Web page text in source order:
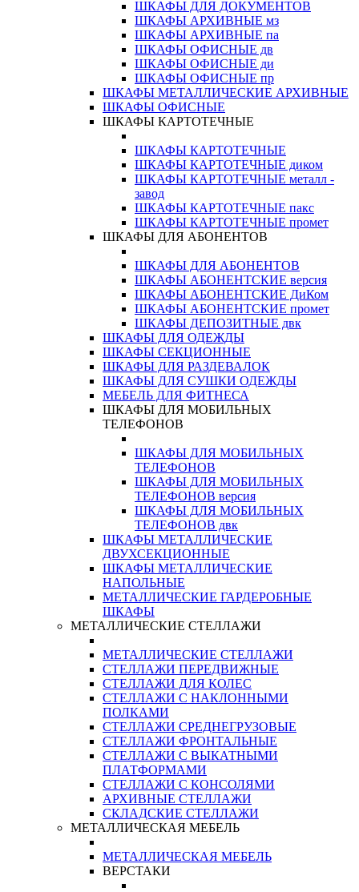
ШКАФЫ ДЛЯ ДОКУМЕНТОВ
ШКАФЫ АРХИВНЫЕ мз
ШКАФЫ АРХИВНЫЕ па
ШКАФЫ ОФИСНЫЕ дв
ШКАФЫ ОФИСНЫЕ ди
ШКАФЫ ОФИСНЫЕ пр
ШКАФЫ МЕТАЛЛИЧЕСКИЕ АРХИВНЫЕ
ШКАФЫ ОФИСНЫЕ
ШКАФЫ КАРТОТЕЧНЫЕ
ШКАФЫ КАРТОТЕЧНЫЕ
ШКАФЫ КАРТОТЕЧНЫЕ диком
ШКАФЫ КАРТОТЕЧНЫЕ металл -
завод
ШКАФЫ КАРТОТЕЧНЫЕ пакс
ШКАФЫ КАРТОТЕЧНЫЕ промет
ШКАФЫ ДЛЯ АБОНЕНТОВ
ШКАФЫ ДЛЯ АБОНЕНТОВ
ШКАФЫ АБОНЕНТСКИЕ версия
ШКАФЫ АБОНЕНТСКИЕ ДиКом
ШКАФЫ АБОНЕНТСКИЕ промет
ШКАФЫ ДЕПОЗИТНЫЕ двк
ШКАФЫ ДЛЯ ОДЕЖДЫ
ШКАФЫ СЕКЦИОННЫЕ
ШКАФЫ ДЛЯ РАЗДЕВАЛОК
ШКАФЫ ДЛЯ СУШКИ ОДЕЖДЫ
МЕБЕЛЬ ДЛЯ ФИТНЕСА
ШКАФЫ ДЛЯ МОБИЛЬНЫХ
ТЕЛЕФОНОВ
ШКАФЫ ДЛЯ МОБИЛЬНЫХ
ТЕЛЕФОНОВ
ШКАФЫ ДЛЯ МОБИЛЬНЫХ
ТЕЛЕФОНОВ версия
ШКАФЫ ДЛЯ МОБИЛЬНЫХ
ТЕЛЕФОНОВ двк
ШКАФЫ МЕТАЛЛИЧЕСКИЕ
ДВУХСЕКЦИОННЫЕ
ШКАФЫ МЕТАЛЛИЧЕСКИЕ
НАПОЛЬНЫЕ
МЕТАЛЛИЧЕСКИЕ ГАРДЕРОБНЫЕ
ШКАФЫ
МЕТАЛЛИЧЕСКИЕ СТЕЛЛАЖИ
МЕТАЛЛИЧЕСКИЕ СТЕЛЛАЖИ
СТЕЛЛАЖИ ПЕРЕДВИЖНЫЕ
СТЕЛЛАЖИ ДЛЯ КОЛЕС
СТЕЛЛАЖИ С НАКЛОННЫМИ
ПОЛКАМИ
СТЕЛЛАЖИ СРЕДНЕГРУЗОВЫЕ
СТЕЛЛАЖИ ФРОНТАЛЬНЫЕ
СТЕЛЛАЖИ С ВЫКАТНЫМИ
ПЛАТФОРМАМИ
СТЕЛЛАЖИ С КОНСОЛЯМИ
АРХИВНЫЕ СТЕЛЛАЖИ
СКЛАДСКИЕ СТЕЛЛАЖИ
МЕТАЛЛИЧЕСКАЯ МЕБЕЛЬ
МЕТАЛЛИЧЕСКАЯ МЕБЕЛЬ
ВЕРСТАКИ